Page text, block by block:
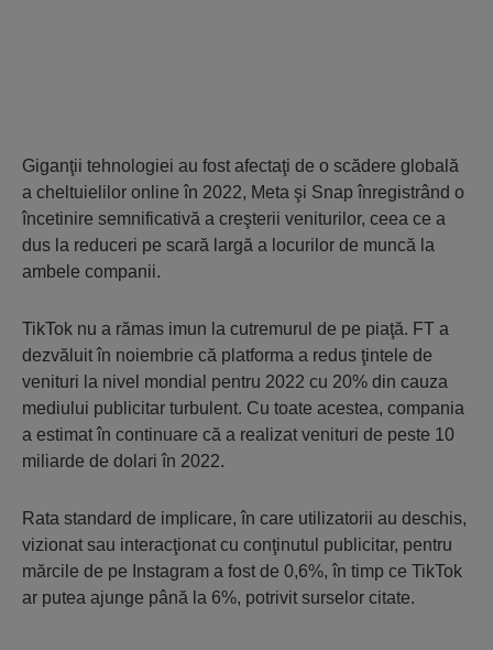
Giganţii tehnologiei au fost afectaţi de o scădere globală
a cheltuielilor online în 2022, Meta şi Snap înregistrând o
încetinire semnificativă a creşterii veniturilor, ceea ce a
dus la reduceri pe scară largă a locurilor de muncă la
ambele companii.
TikTok nu a rămas imun la cutremurul de pe piaţă. FT a
dezvăluit în noiembrie că platforma a redus ţintele de
venituri la nivel mondial pentru 2022 cu 20% din cauza
mediului publicitar turbulent. Cu toate acestea, compania
a estimat în continuare că a realizat venituri de peste 10
miliarde de dolari în 2022.
Rata standard de implicare, în care utilizatorii au deschis,
vizionat sau interacţionat cu conţinutul publicitar, pentru
mărcile de pe Instagram a fost de 0,6%, în timp ce TikTok
ar putea ajunge până la 6%, potrivit surselor citate.